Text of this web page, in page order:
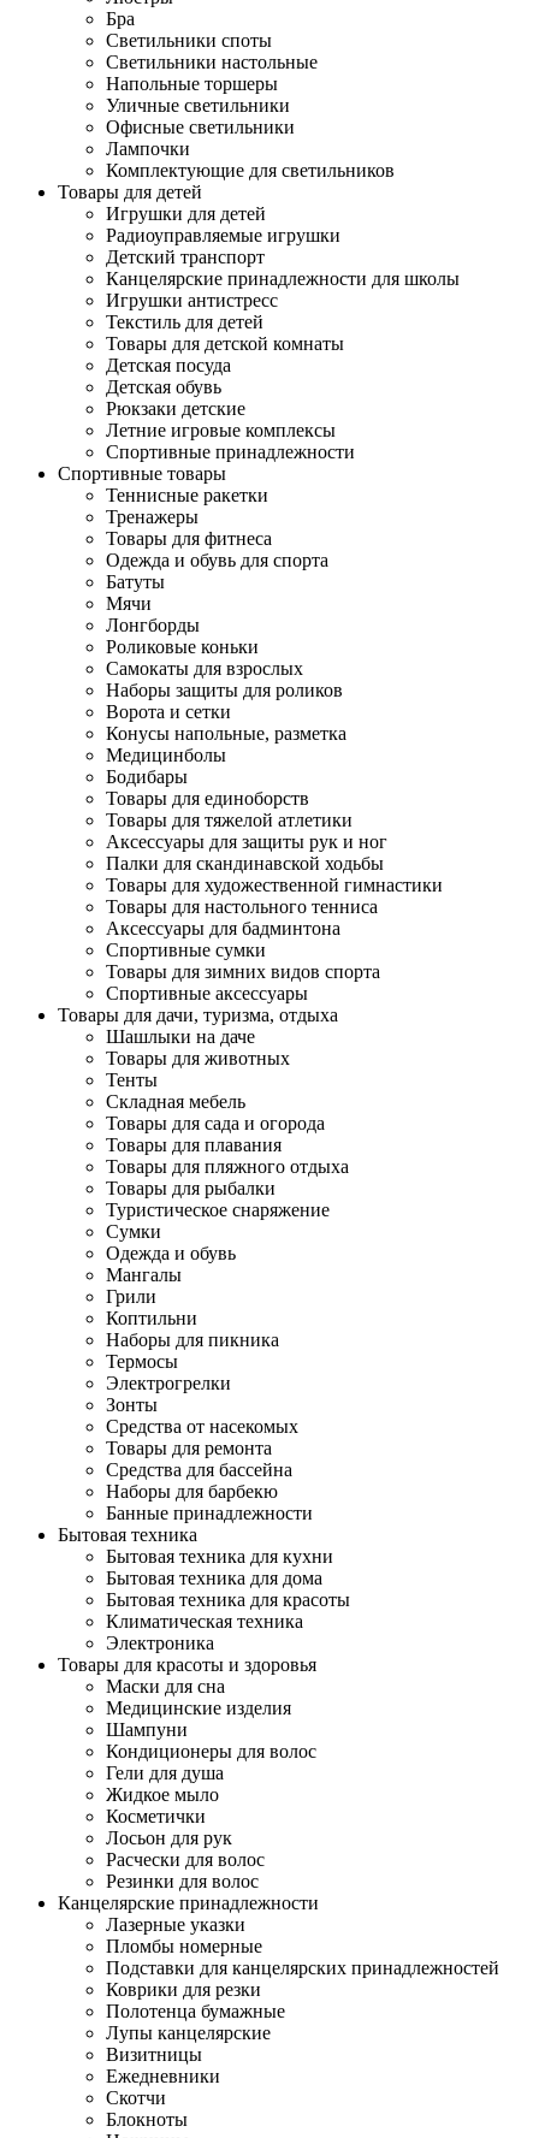
Бра
Светильники споты
Светильники настольные
Напольные торшеры
Уличные светильники
Офисные светильники
Лампочки
Комплектующие для светильников
Товары для детей
Игрушки для детей
Радиоуправляемые игрушки
Детский транспорт
Канцелярские принадлежности для школы
Игрушки антистресс
Текстиль для детей
Товары для детской комнаты
Детская посуда
Детская обувь
Рюкзаки детские
Летние игровые комплексы
Спортивные принадлежности
Спортивные товары
Теннисные ракетки
Тренажеры
Товары для фитнеса
Одежда и обувь для спорта
Батуты
Мячи
Лонгборды
Роликовые коньки
Самокаты для взрослых
Наборы защиты для роликов
Ворота и сетки
Конусы напольные, разметка
Медицинболы
Бодибары
Товары для единоборств
Товары для тяжелой атлетики
Аксессуары для защиты рук и ног
Палки для скандинавской ходьбы
Товары для художественной гимнастики
Товары для настольного тенниса
Аксессуары для бадминтона
Спортивные сумки
Товары для зимних видов спорта
Спортивные аксессуары
Товары для дачи, туризма, отдыха
Шашлыки на даче
Товары для животных
Тенты
Складная мебель
Товары для сада и огорода
Товары для плавания
Товары для пляжного отдыха
Товары для рыбалки
Туристическое снаряжение
Сумки
Одежда и обувь
Мангалы
Грили
Коптильни
Наборы для пикника
Термосы
Электрогрелки
Зонты
Средства от насекомых
Товары для ремонта
Средства для бассейна
Наборы для барбекю
Банные принадлежности
Бытовая техника
Бытовая техника для кухни
Бытовая техника для дома
Бытовая техника для красоты
Климатическая техника
Электроника
Товары для красоты и здоровья
Маски для сна
Медицинские изделия
Шампуни
Кондиционеры для волос
Гели для душа
Жидкое мыло
Косметички
Лосьон для рук
Расчески для волос
Резинки для волос
Канцелярские принадлежности
Лазерные указки
Пломбы номерные
Подставки для канцелярских принадлежностей
Коврики для резки
Полотенца бумажные
Лупы канцелярские
Визитницы
Ежедневники
Скотчи
Блокноты